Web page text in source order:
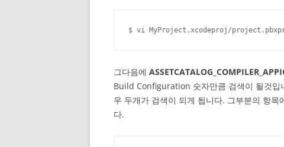
$ vi MyProject.xcodeproj/
그다음에
Build Configuration 숫자만큼 검색이 될것입
우 두개가 검색이 되게 됩니다. 그부분의 항목
다.